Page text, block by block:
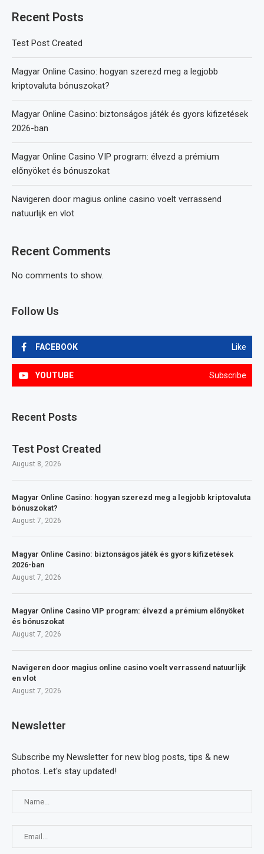
Recent Posts
Test Post Created
Magyar Online Casino: hogyan szerezd meg a legjobb
kriptovaluta bónuszokat?
Magyar Online Casino: biztonságos játék és gyors kifizetések
2026-ban
Magyar Online Casino VIP program: élvezd a prémium
előnyöket és bónuszokat
Navigeren door magius online casino voelt verrassend
natuurlijk en vlot
Recent Comments
No comments to show.
Follow Us
FACEBOOK Like
YOUTUBE Subscribe
Recent Posts
Test Post Created
August 8, 2026
Magyar Online Casino: hogyan szerezd meg a legjobb kriptovaluta
bónuszokat?
August 7, 2026
Magyar Online Casino: biztonságos játék és gyors kifizetések
2026-ban
August 7, 2026
Magyar Online Casino VIP program: élvezd a prémium előnyöket
és bónuszokat
August 7, 2026
Navigeren door magius online casino voelt verrassend natuurlijk
en vlot
August 7, 2026
Newsletter
Subscribe my Newsletter for new blog posts, tips & new
photos. Let's stay updated!